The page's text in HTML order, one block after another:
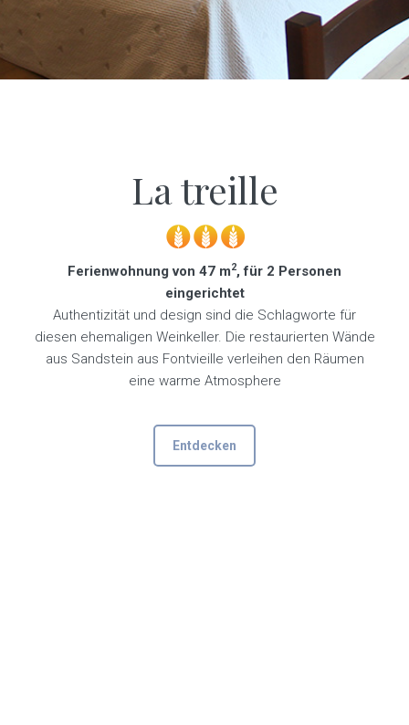
La treille
Ferienwohnung von 47 m2, für 2 Personen
eingerichtet
Authentizität und design sind die Schlagworte für
diesen ehemaligen Weinkeller. Die restaurierten Wände
aus Sandstein aus Fontvieille verleihen den Räumen
eine warme Atmosphere
Entdecken